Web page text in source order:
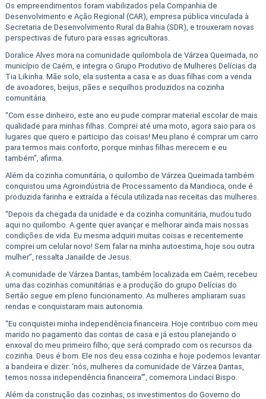
Os empreendimentos foram viabilizados pela Companhia de
Desenvolvimento e Ação Regional (CAR), empresa pública vinculada à
Secretaria de Desenvolvimento Rural da Bahia (SDR), e trouxeram novas
perspectivas de futuro para essas agricultoras.
Doralice Alves mora na comunidade quilombola de Várzea Queimada, no
município de Caém, e integra o Grupo Produtivo de Mulheres Delícias da
Tia Likinha. Mãe solo, ela sustenta a casa e as duas filhas com a venda
de avoadores, beijus, pães e sequilhos produzidos na cozinha
comunitária.
“Com esse dinheiro, este ano eu pude comprar material escolar de mais
qualidade para minhas filhas. Comprei até uma moto, agora saio para os
lugares que quero e participo das coisas! Meu plano é comprar um carro
para termos mais conforto, porque minhas filhas merecem e eu
também”, afirma.
Além da cozinha comunitária, o quilombo de Várzea Queimada também
conquistou uma Agroindústria de Processamento da Mandioca, onde é
produzida farinha e extraída a fécula utilizada nas receitas das mulheres.
“Depois da chegada da unidade e da cozinha comunitária, mudou tudo
aqui no quilombo. A gente quer avançar e melhorar ainda mais nossas
condições de vida. Eu mesma adquiri muitas coisas e recentemente
comprei um celular novo! Sem falar na minha autoestima, hoje sou outra
mulher”, ressalta Janailde de Jesus.
A comunidade de Várzea Dantas, também localizada em Caém, recebeu
uma das cozinhas comunitárias e a produção do grupo Delícias do
Sertão segue em pleno funcionamento. As mulheres ampliaram suas
rendas e conquistaram mais autonomia.
“Eu conquistei minha independência financeira. Hoje contribuo com meu
marido no pagamento das contas de casa e já estou planejando o
enxoval do meu primeiro filho, que será comprado com os recursos da
cozinha. Deus é bom. Ele nos deu essa cozinha e hoje podemos levantar
a bandeira e dizer: ‘nós, mulheres da comunidade de Várzea Dantas,
temos nossa independência financeira’”, comemora Lindaci Bispo.
Além da construção das cozinhas, os investimentos do Governo do